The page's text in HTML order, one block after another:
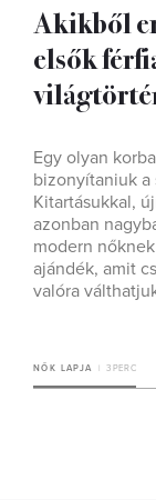
Akikből
elsők
Egy olyan
bizonyítaniuk a
Kitartásukkal,
azonban
modern
ajándék, amit
valóra
NŐK LAPJA 3 PERC